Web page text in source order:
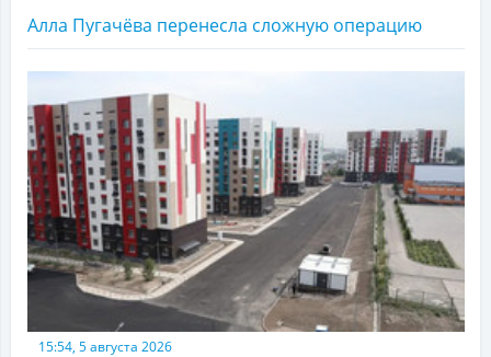
Алла Пугачёва перенесла сложную операцию
15:54, 5 августа 2026